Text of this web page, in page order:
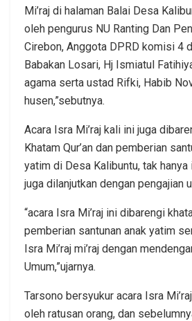
Mi’raj di halaman Balai Desa
oleh pengurus NU Ranting Dan
Cirebon, Anggota DPRD komisi 4
Babakan Losari, Hj Ismiatul
agama serta ustad Rifki, Habib
husen,”sebutnya.
Acara Isra Mi’raj kali ini juga
Khatam Qur’an dan pemberian
yatim di Desa Kalibuntu, tak
juga dilanjutkan dengan pengajian
“acara Isra Mi’raj ini dibarengi
pemberian santunan anak yatim
Isra Mi’raj mi’raj dengan
Umum,”ujarnya.
Tarsono bersyukur acara Isra
oleh ratusan orang, dan